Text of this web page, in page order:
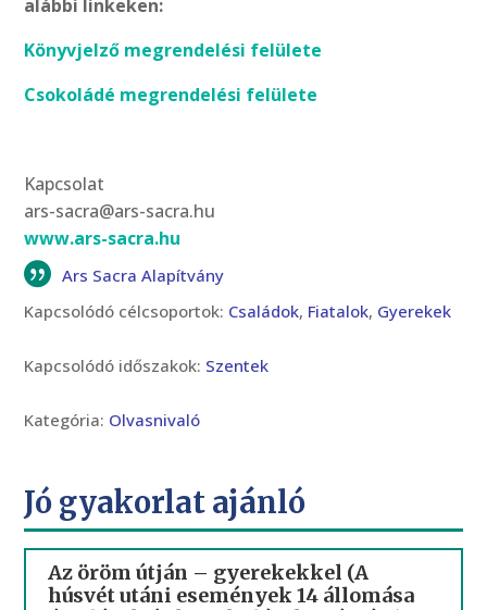
alábbi linkeken:
Könyvjelző megrendelési felülete
Csokoládé megrendelési felülete
Kapcsolat
ars-sacra@ars-sacra.hu
www.ars-sacra.hu
Ars Sacra Alapítvány
Kapcsolódó célcsoportok: Családok, Fiatalok, Gyerekek
Kapcsolódó időszakok: Szentek
Kategória: Olvasnivaló
Jó gyakorlat ajánló
Az öröm útján – gyerekekkel (A
húsvét utáni események 14 állomása